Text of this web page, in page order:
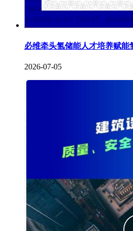
必维牵头氢储能人才培养赋能
2026-07-05